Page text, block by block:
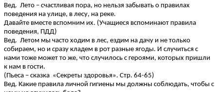
Вед. Лето – счастливая пора, но нельзя забывать о правилах
поведения на улице, в лесу, на реке.
Давайте вместе вспомним их. (Учащиеся вспоминают правила
поведения, ПДД)
Вед. Летом мы часто ходим в лес, ездим на дачу и не только
собираем, но и сразу кладем в рот разные ягоды. И случиться с
нами тоже может то же, что случилось с героями, которых пришли
к нам в гости.
(Пьеса – сказка «Секреты здоровья». Стр. 64-65)
Вед. Какие правила личной гигиены мы должны соблюдать, чтобы с